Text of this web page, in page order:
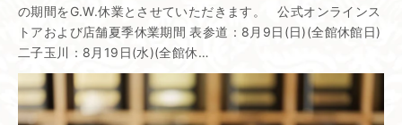
の期間をG.W.休業とさせていただきます。 公式オンラインス
トアおよび店舗夏季休業期間 表参道：8月9日(日)(全館休館日)
二子玉川：8月19日(水)(全館休…